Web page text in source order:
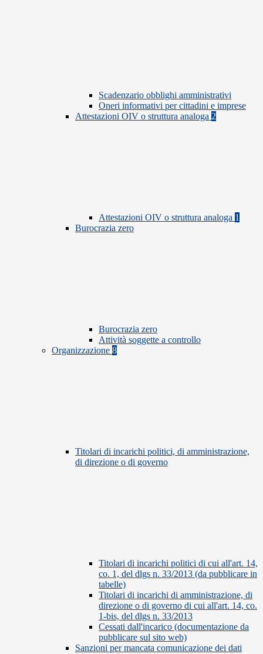
Scadenzario obblighi amministrativi
Oneri informativi per cittadini e imprese
Attestazioni OIV o struttura analoga 2
Attestazioni OIV o struttura analoga 1
Burocrazia zero
Burocrazia zero
Attività soggette a controllo
Organizzazione 8
Titolari di incarichi politici, di amministrazione,
di direzione o di governo
Titolari di incarichi politici di cui all'art. 14,
co. 1, del dlgs n. 33/2013 (da pubblicare in
tabelle)
Titolari di incarichi di amministrazione, di
direzione o di governo di cui all'art. 14, co.
1-bis, del dlgs n. 33/2013
Cessati dall'incarico (documentazione da
pubblicare sul sito web)
Sanzioni per mancata comunicazione dei dati